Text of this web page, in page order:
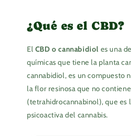
¿Qué es el CBD?
El CBD o cannabidiol es una
químicas que tiene la planta
cannabidiol, es un compuesto
la flor resinosa que no
(tetrahidrocannabinol), que es
psicoactiva del cannabis.